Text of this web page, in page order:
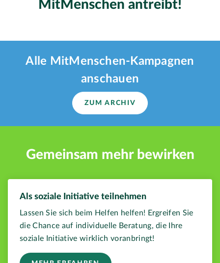
MitMenschen antreibt!
Alle MitMenschen-Kampagnen
anschauen
ZUM ARCHIV
Gemeinsam mehr bewirken
Als soziale Initiative teilnehmen
Lassen Sie sich beim Helfen helfen! Ergreifen Sie
die Chance auf individuelle Beratung, die Ihre
soziale Initiative wirklich voranbringt!